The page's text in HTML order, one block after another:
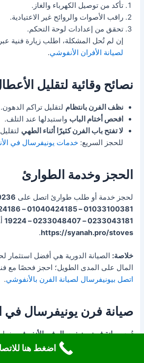
تأكد من توصيل الكهرباء والغاز.
راقب الأصوات والروائح غير الاعتيادية.
تحقق من إعدادات لوحة التحكم.
إن لم تُحل المشكلة، اطلب زيارة فنية عبر
لصيانة الأفران الأنفوشي.
نصائح وقائية لتقليل
نظف الفرن بانتظام لتقليل تراكم الدهون.
افحص أختام الباب واستبدلها عند التلف.
لا تفتح باب الفرن كثيرًا أثناء الطهي
للحجز السريع:خدمات يونيفرسال في
الحجز وخدمة الطوارئ
لحجز خدمة أو طلب طوارئ اتصل على
0233043181 – 0233048407 – 19224
https://syanah.pro/stoves
.
خلاصة: الصيانة الدورية هي أفضل استثمار
المال على المدى الطويل؛ احجز فحصًا مع
اتصل بيونيفرسال لصيانة الفرن بالأنفوشي.
صيانة فرن يونيفرسال في
تُعدصيانة فرن يونيفرسال في الأنفوشي
على سلامة المنزل وجودة الطهي وكفاءة
تملك فرن يونيفرسال وتعيش في منطقة
اضغط هنا